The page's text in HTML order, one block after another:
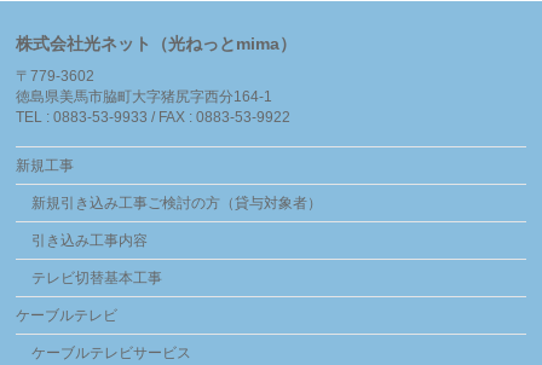
株式会社光ネット（光ねっとmima）
〒779-3602
徳島県美馬市脇町大字猪尻字西分164-1
TEL : 0883-53-9933 / FAX : 0883-53-9922
新規工事
新規引き込み工事ご検討の方（貸与対象者）
引き込み工事内容
テレビ切替基本工事
ケーブルテレビ
ケーブルテレビサービス